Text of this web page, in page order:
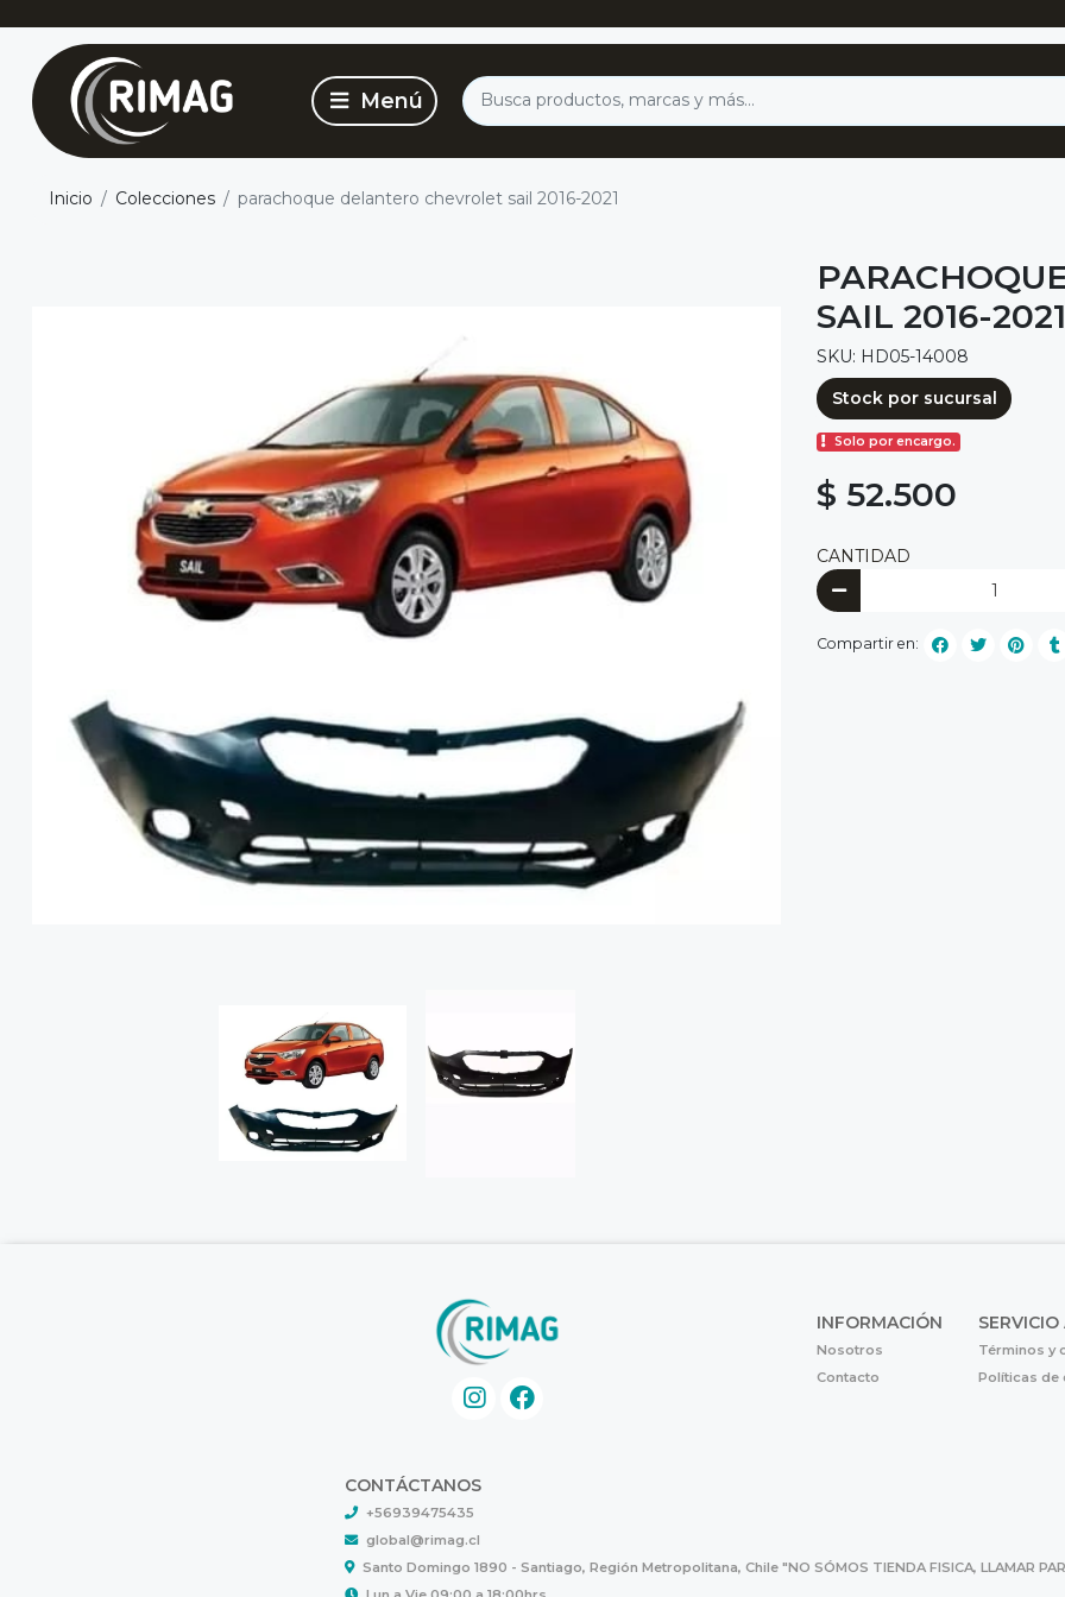
Inicio Colecciones parachoque delantero chevrolet sail 2016-2021
SAIL 2016-2021
SKU: HD05-14008
Stock por sucursal
Solo por encargo.
$ 52.500
CANTIDAD
Compartir en:
INFORMACIÓN
Nosotros
Contacto
Términos y
Políticas de
CONTÁCTANOS
+56939475435
global@rimag.cl
Santo Domingo 1890 - Santiago, Región Metropolitana, Chile "NO SÓMOS TIENDA FISICA, LLAMAR